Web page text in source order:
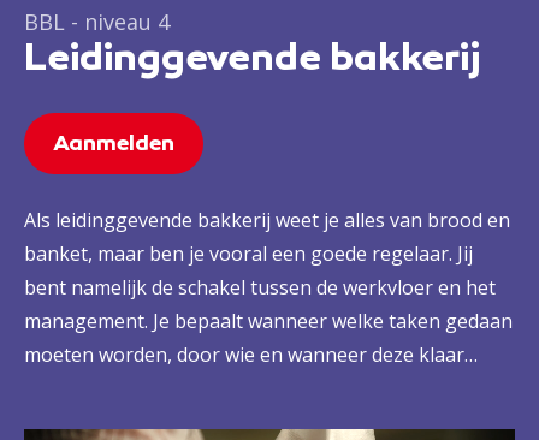
BBL - niveau 4
Leidinggevende bakkerij
Aanmelden
Als leidinggevende bakkerij weet je alles van brood en
banket, maar ben je vooral een goede regelaar. Jij
bent namelijk de schakel tussen de werkvloer en het
management. Je bepaalt wanneer welke taken gedaan
moeten worden, door wie en wanneer deze klaar